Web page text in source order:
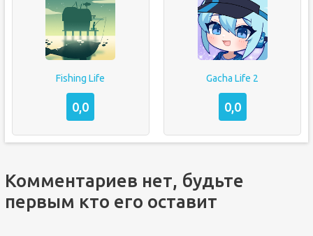
Fishing Life
0,0
Gacha Life 2
0,0
Комментариев нет, будьте
первым кто его оставит